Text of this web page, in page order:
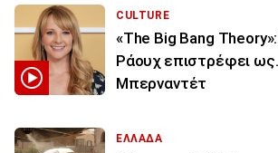
CULTURE
«The Big Bang
Ράουχ επιστρέφει
Μπερναντέτ
ΕΛΛΑΔΑ